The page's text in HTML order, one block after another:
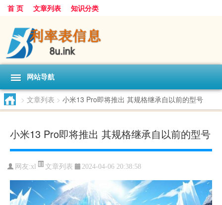
首 页 文章列表 知识分类
网站导航
> 文章列表 > 小米13 Pro即将推出 其规格继承自以前的型号
小米13 Pro即将推出 其规格继承自以前的型号
网友:xl 文章列表 2024-04-06 20:38:58